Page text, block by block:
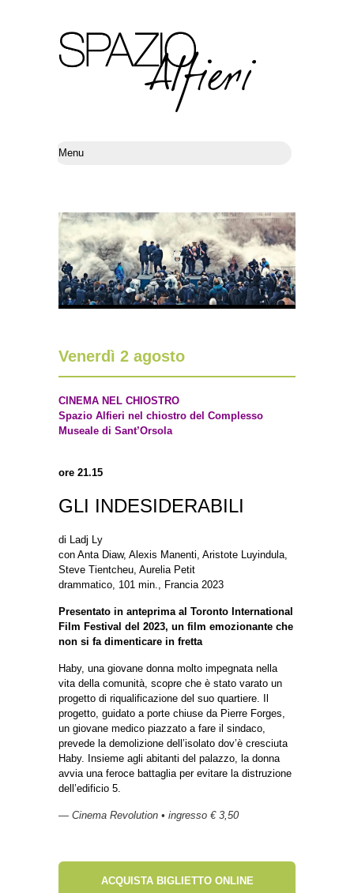
Venerdì 2 agosto
CINEMA NEL CHIOSTRO
Spazio Alfieri nel chiostro del Complesso
Museale di Sant’Orsola
ore 21.15
GLI INDESIDERABILI
di Ladj Ly
con Anta Diaw, Alexis Manenti, Aristote Luyindula,
Steve Tientcheu, Aurelia Petit
drammatico, 101 min., Francia 2023
Presentato in anteprima al Toronto International
Film Festival del 2023, un film emozionante che
non si fa dimenticare in fretta
Haby, una giovane donna molto impegnata nella
vita della comunità, scopre che è stato varato un
progetto di riqualificazione del suo quartiere. Il
progetto, guidato a porte chiuse da Pierre Forges,
un giovane medico piazzato a fare il sindaco,
prevede la demolizione dell’isolato dov’è cresciuta
Haby. Insieme agli abitanti del palazzo, la donna
avvia una feroce battaglia per evitare la distruzione
dell’edificio 5.
— Cinema Revolution • ingresso € 3,50
ACQUISTA BIGLIETTO ONLINE